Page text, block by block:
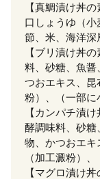
【真鯛漬け丼
口しょうゆ（
節、米、海洋深
【ブリ漬け丼
料、砂糖、魚
つおエキス、昆
粉）、（一部に
【カンパチ漬
酵調味料、砂
物、かつおエキ
（加工澱粉）
【マグロ漬け